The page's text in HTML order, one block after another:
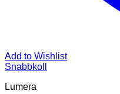
Add to Wishlist
Snabbkoll
Lumera